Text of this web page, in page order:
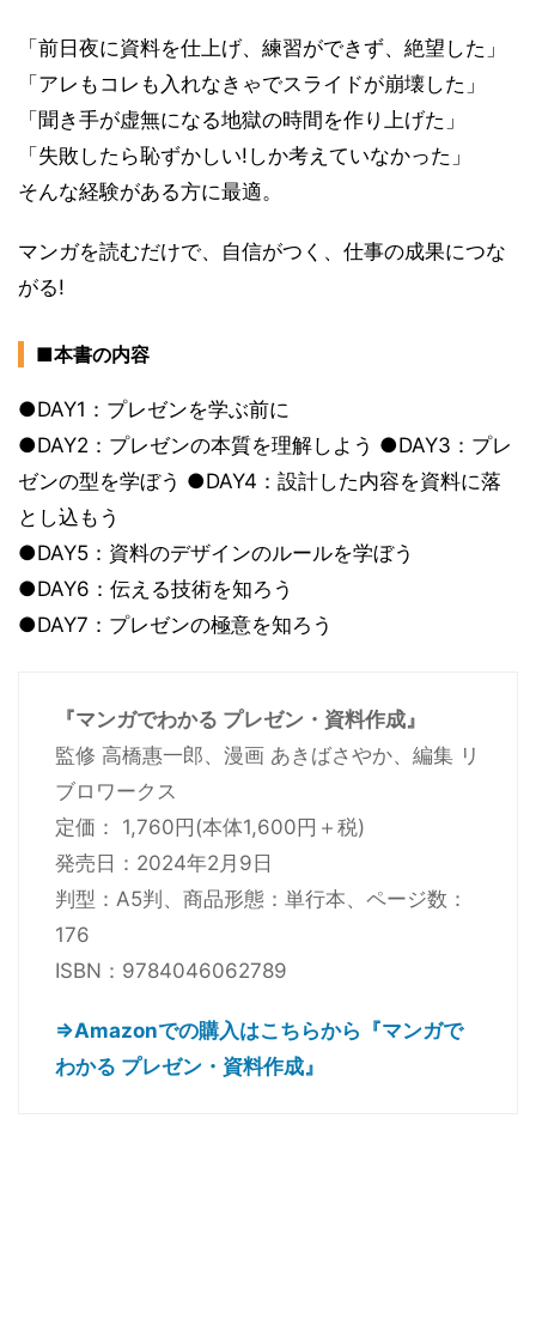
「前日夜に資料を仕上げ、練習ができず、絶望した」
「アレもコレも入れなきゃでスライドが崩壊した」
「聞き手が虚無になる地獄の時間を作り上げた」
「失敗したら恥ずかしい!しか考えていなかった」
そんな経験がある方に最適。
マンガを読むだけで、自信がつく、仕事の成果につな
がる!
■本書の内容
●DAY1：プレゼンを学ぶ前に
●DAY2：プレゼンの本質を理解しよう ●DAY3：プレ
ゼンの型を学ぼう ●DAY4：設計した内容を資料に落
とし込もう
●DAY5：資料のデザインのルールを学ぼう
●DAY6：伝える技術を知ろう
●DAY7：プレゼンの極意を知ろう
『マンガでわかる プレゼン・資料作成』
監修 高橋惠一郎、漫画 あきばさやか、編集 リ
ブロワークス
定価： 1,760円(本体1,600円＋税)
発売日：2024年2月9日
判型：A5判、商品形態：単行本、ページ数：
176
ISBN：9784046062789
⇒Amazonでの購入はこちらから『マンガで
わかる プレゼン・資料作成』